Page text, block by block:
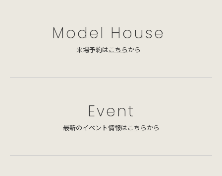
Model House
来場予約はこちらから
Event
最新のイベント情報はこちらから